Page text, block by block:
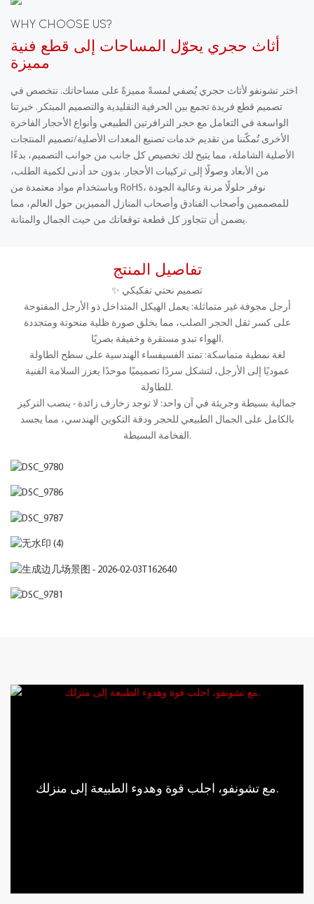
WHY CHOOSE US?
أثاث حجري يحوّل المساحات إلى قطع فنية
مميزة
اختر تشونفو لأثاث حجري يُضفي لمسةً مميزةً على مساحاتك. نتخصص في
تصميم قطع فريدة تجمع بين الحرفية التقليدية والتصميم المبتكر. خبرتنا
الواسعة في التعامل مع حجر الترافرتين الطبيعي وأنواع الأحجار الفاخرة
الأخرى تُمكّننا من تقديم خدمات تصنيع المعدات الأصلية/تصميم المنتجات
الأصلية الشاملة، مما يتيح لك تخصيص كل جانب من جوانب التصميم، بدءًا
من الأبعاد وصولًا إلى تركيبات الأحجار. بدون حد أدنى لكمية الطلب،
وباستخدام مواد معتمدة من RoHS، نوفر حلولًا مرنة وعالية الجودة
للمصممين وأصحاب الفنادق وأصحاب المنازل المميزين حول العالم، مما
يضمن أن تتجاوز كل قطعة توقعاتك من حيث الجمال والمتانة.
تفاصيل المنتج
✨ تصميم نحتي تفكيكي
أرجل مجوفة غير متماثلة: يعمل الهيكل المتداخل ذو الأرجل المفتوحة
على كسر ثقل الحجر الصلب، مما يخلق صورة ظلية منحوتة ومتجددة
الهواء تبدو مستقرة وخفيفة بصريًا.
لغة نمطية متماسكة: تمتد الفسيفساء الهندسية على سطح الطاولة
عموديًا إلى الأرجل، لتشكل سردًا تصميميًا موحدًا يعزز السلامة الفنية
للطاولة.
جمالية بسيطة وجريئة في آن واحد: لا توجد زخارف زائدة - ينصب التركيز
بالكامل على الجمال الطبيعي للحجر ودقة التكوين الهندسي، مما يجسد
الفخامة البسيطة.
مع تشونفو، اجلب قوة وهدوء الطبيعة إلى منزلك.